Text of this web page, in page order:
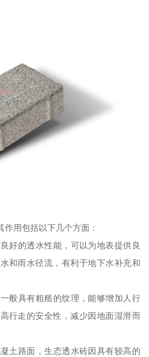
用包括以下几个方面：
好的透水性能，可以为地表提供良
和雨水径流，有利于地下水补充和
般具有粗糙的纹理，能够增加人行
行走的安全性，减少因地面湿滑而
土路面，生态透水砖因具有较高的